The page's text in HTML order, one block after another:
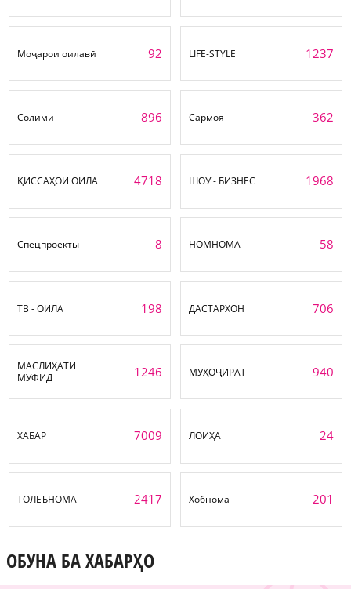
Моҷарои оилавӣ 92 LIFE-STYLE 1237
Солимӣ 896 Сармоя 362
ҚИССАҲОИ ОИЛА 4718 ШОУ - БИЗНЕС 1968
Спецпроекты 8 НОМНОМА 58
ТВ - ОИЛА 198 ДАСТАРХОН 706
МАСЛИҲАТИ
МУФИД
1246 МУҲОҶИРАТ 940
ХАБАР 7009 ЛОИҲА 24
ТОЛЕЪНОМА 2417 Хобнома 201
ОБУНА БА ХАБАРҲО